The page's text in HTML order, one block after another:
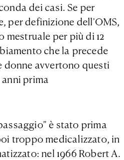
dei casi. Se per
per definizione dell’OMS,
mestruale per più di 12
che la precede
donne avvertono questi
prima
è stato prima
troppo medicalizzato, in
nel 1966 Robert A.